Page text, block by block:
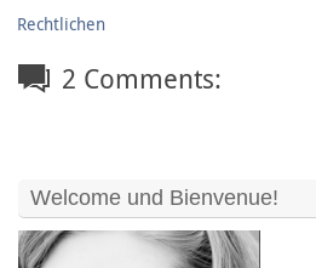
Rechtlichen
2 Comments:
Welcome und Bienvenue!